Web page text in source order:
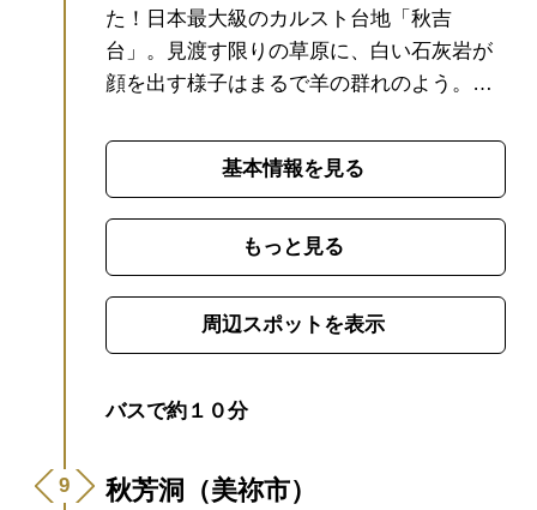
た！ 日本最大級のカルスト台地「秋吉
台」。見渡す限りの草原に、白い石灰岩が
顔を出す様子はまるで羊の群れのよう。日
て観光客で賑わいます。カルスト台地と
は、水に溶けやすい石灰岩などが雨水や地
下水によって浸食されてできた台地で、秋
吉台の地下には巨大な鍾乳洞が多数散在し
ています。中でも特別天然記念物に指定さ
れている「秋芳洞
」は、なんと総延長10km
を超える巨大鍾乳洞です。
夏の緑の大地は
に覆われた大地も絶景。ナンバンキセルや
ます。カルストロードをドライブしても良
し、冠山や長者ヶ森をトレッキングしても
基本情報を見る
もっと見る
周辺スポットを表示
バスで約１０分
秋芳洞（美祢市）